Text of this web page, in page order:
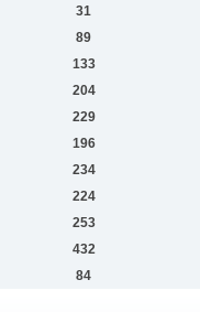
31
89
133
204
229
196
234
224
253
432
84